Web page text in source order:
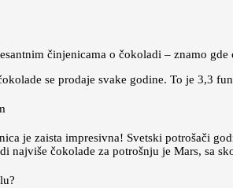
činjenicama o čokoladi – znamo
se prodaje svake godine. To je 3,3
je zaista impresivna! Svetski potrošači
najviše čokolade za potrošnju je Mars, sa